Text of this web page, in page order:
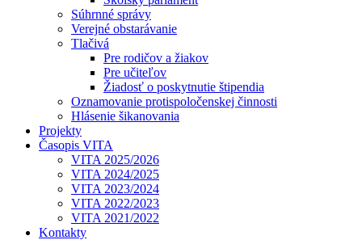
Súhrnné správy
Verejné obstarávanie
Tlačivá
Pre rodičov a žiakov
Pre učiteľov
Žiadosť o poskytnutie štipendia
Oznamovanie protispoločenskej činnosti
Hlásenie šikanovania
Projekty
Časopis VITA
VITA 2025/2026
VITA 2024/2025
VITA 2023/2024
VITA 2022/2023
VITA 2021/2022
Kontakty